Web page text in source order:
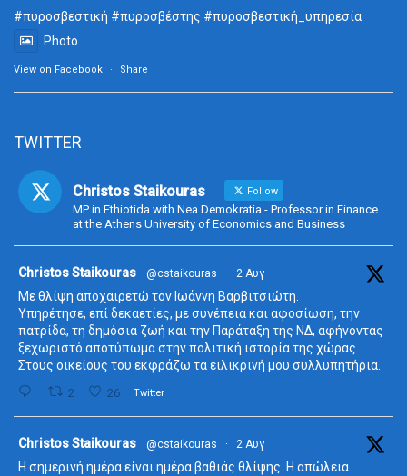
#πυροσβεστική #πυροσβέστης #πυροσβεστική_ υπηρεσία
Photo
View on Facebook · Share
TWITTER
Christos Staikouras Follow
MP in Fthiotida with Nea Demokratia - Professor in Finance
at the Athens University of Economics and Business
Christos Staikouras @cstaikouras · 2 Αυγ
Με θλίψη αποχαιρετώ τον Ιωάννη Βαρβιτσιώτη.
Υπηρέτησε, επί δεκαετίες, με συνέπεια και αφοσίωση, την
πατρίδα, τη δημόσια ζωή και την Παράταξη της ΝΔ, αφήνοντας
ξεχωριστό αποτύπωμα στην πολιτική ιστορία της χώρας.
Στους οικείους του εκφράζω τα ειλικρινή μου συλλυπητήρια.
2 26 Twitter
Christos Staikouras @cstaikouras · 2 Αυγ
Η σημερινή ημέρα είναι ημέρα βαθιάς θλίψης. Η απώλεια